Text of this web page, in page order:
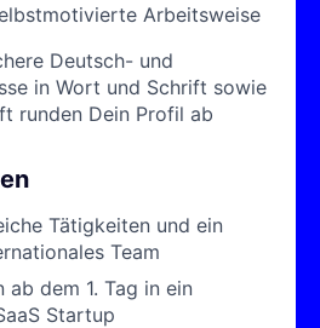
Arbeitsweise
Deutsch- und
in Wort und Schrift sowie
runden Dein Profil ab
Tätigkeiten und ein
Team
dem 1. Tag in ein
Startup